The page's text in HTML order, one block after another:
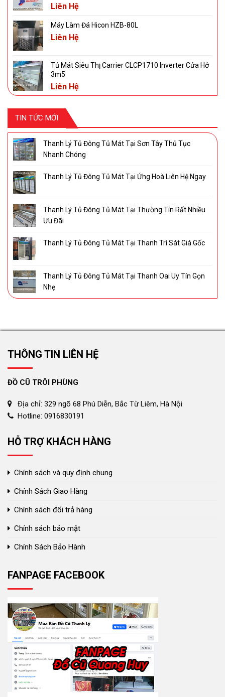
Liên Hệ
Máy Làm Đá Hicon HZB-80L
Liên Hệ
Tủ Mát Siêu Thị Carrier CLCP1710 Inverter Cửa Hở
3m5
Liên Hệ
TIN TỨC MỚI
Thanh Lý Tủ Đông Tủ Mát Tại Sơn Tây Thủ Tục
Nhanh Chóng
Thanh Lý Tủ Đông Tủ Mát Tại Ứng Hoà Liên Hệ Ngay
Thanh Lý Tủ Đông Tủ Mát Tại Thường Tín Rất Nhiều
Ưu Đãi
Thanh Lý Tủ Đông Tủ Mát Tại Thanh Trì Sát Giá Gốc
Thanh Lý Tủ Đông Tủ Mát Tại Thanh Oai Uy Tín Gọn
Nhẹ
THÔNG TIN LIÊN HỆ
ĐỒ CŨ TRÔI PHÙNG
Địa chỉ: 329 ngõ 68 Phú Diễn, Bắc Từ Liêm, Hà Nội
Hotline: 0916830191
HỖ TRỢ KHÁCH HÀNG
Chính sách và quy định chung
Chính Sách Giao Hàng
Chính sách đổi trả hàng
Chính sách bảo mật
Chính Sách Bảo Hành
FANPAGE FACEBOOK